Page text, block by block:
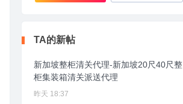
TA的新帖
新加坡整柜清关代理-新加坡20尺40尺整
柜集装箱清关派送代理
昨天 18:37